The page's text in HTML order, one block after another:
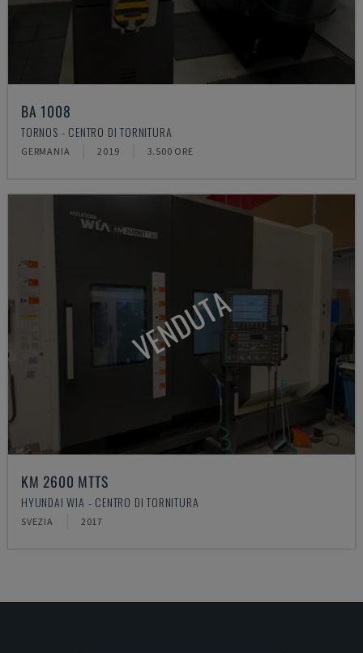
BA 1008
TORNOS - CENTRO DI TORNITURA
GERMANIA 2019 3.500 ORE
VENDUTA
KM 2600 MTTS
HYUNDAI WIA - CENTRO DI TORNITURA
SVEZIA 2017